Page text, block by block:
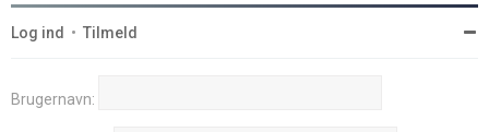
Log ind • Tilmeld
Brugernavn: